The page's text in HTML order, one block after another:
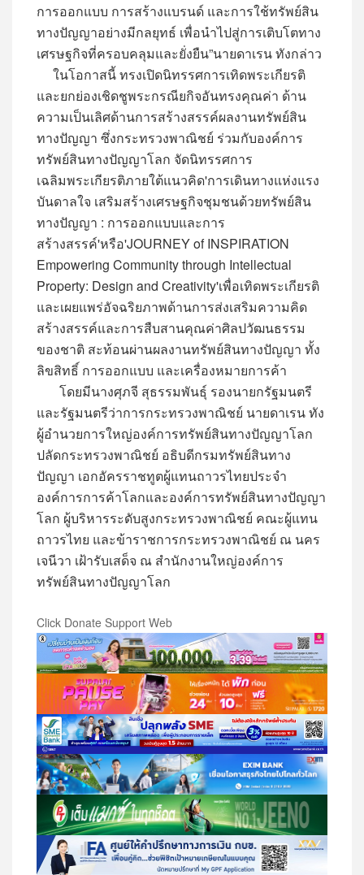
การออกแบบ การสร้างแบรนด์ และการใช้ทรัพย์สิน
ทางปัญญาอย่างมีกลยุทธ์ เพื่อนำไปสู่การเติบโตทาง
เศรษฐกิจที่ครอบคลุมและยั่งยืน”นายดาเรน ทังกล่าว
ในโอกาสนี้ ทรงเปิดนิทรรศการเทิดพระเกียรติ
และยกย่องเชิดชูพระกรณียกิจอันทรงคุณค่า ด้าน
ความเป็นเลิศด้านการสร้างสรรค์ผลงานทรัพย์สิน
ทางปัญญา ซึ่งกระทรวงพาณิชย์ ร่วมกับองค์การ
ทรัพย์สินทางปัญญาโลก จัดนิทรรศการ
เฉลิมพระเกียรติภายใต้แนวคิด'การเดินทางแห่งแรง
บันดาลใจ เสริมสร้างเศรษฐกิจชุมชนด้วยทรัพย์สิน
ทางปัญญา : การออกแบบและการ
สร้างสรรค์'หรือ'JOURNEY of INSPIRATION
Empowering Community through Intellectual
Property: Design and Creativity'เพื่อเทิดพระเกียรติ
และเผยแพร่อัจฉริยภาพด้านการส่งเสริมความคิด
สร้างสรรค์และการสืบสานคุณค่าศิลปวัฒนธรรม
ของชาติ สะท้อนผ่านผลงานทรัพย์สินทางปัญญา ทั้ง
ลิขสิทธิ์ การออกแบบ และเครื่องหมายการค้า
โดยมีนางศุภจี สุธรรมพันธุ์ รองนายกรัฐมนตรี
และรัฐมนตรีว่าการกระทรวงพาณิชย์ นายดาเรน ทัง
ผู้อำนวยการใหญ่องค์การทรัพย์สินทางปัญญาโลก
ปลัดกระทรวงพาณิชย์ อธิบดีกรมทรัพย์สินทาง
ปัญญา เอกอัครราชทูตผู้แทนถาวรไทยประจำ
องค์การการค้าโลกและองค์การทรัพย์สินทางปัญญา
โลก ผู้บริหารระดับสูงกระทรวงพาณิชย์ คณะผู้แทน
ถาวรไทย และข้าราชการกระทรวงพาณิชย์ ณ นคร
เจนีวา เฝ้ารับเสด็จ ณ สำนักงานใหญ่องค์การ
ทรัพย์สินทางปัญญาโลก
Click Donate Support Web